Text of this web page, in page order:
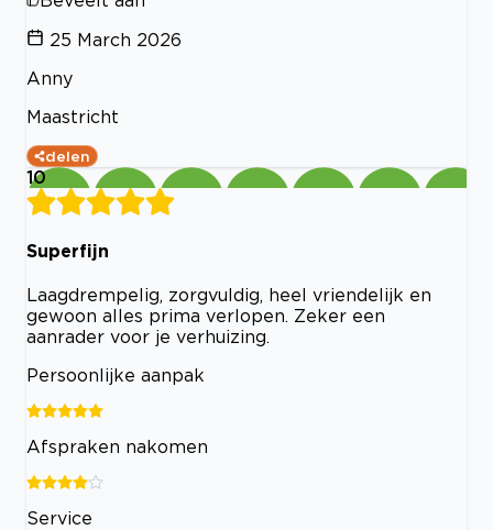
25 March 2026
Anny
Maastricht
delen
10
Superfijn
Laagdrempelig, zorgvuldig, heel vriendelijk en
gewoon alles prima verlopen. Zeker een
aanrader voor je verhuizing.
Persoonlijke aanpak
Afspraken nakomen
Service